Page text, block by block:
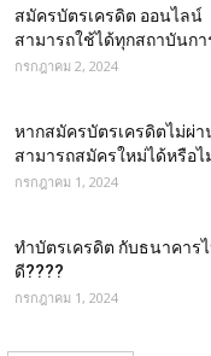
สมัครบัตรเครดิต ออนไลน์
สามารถใช้ได้ทุกสถาบันกา
กรกฎาคม 2, 2024
หากสมัครบัตรเครดิตไม่ผ่า
สามารถสมัครใหม่ได้หรือไ
กรกฎาคม 1, 2024
ทำบัตรเครดิต กับธนาคาร
ดี????
กรกฎาคม 1, 2024